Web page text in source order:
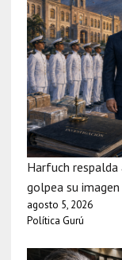
Harfuch
golpea su imagen
agosto 5, 2026
Política Gurú